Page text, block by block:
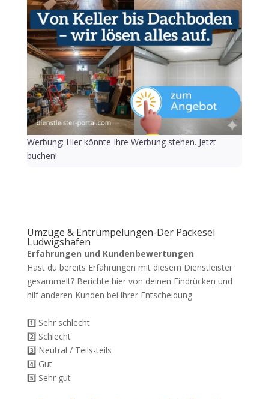
Werbung: Hier könnte Ihre Werbung stehen. Jetzt
buchen!
Umzüge & Entrümpelungen-Der Packesel
Ludwigshafen
Erfahrungen und Kundenbewertungen
Hast du bereits Erfahrungen mit diesem Dienstleister
gesammelt? Berichte hier von deinen Eindrücken und
hilf anderen Kunden bei ihrer Entscheidung
1️⃣ Sehr schlecht
2️⃣ Schlecht
3️⃣ Neutral / Teils-teils
4️⃣ Gut
5️⃣ Sehr gut